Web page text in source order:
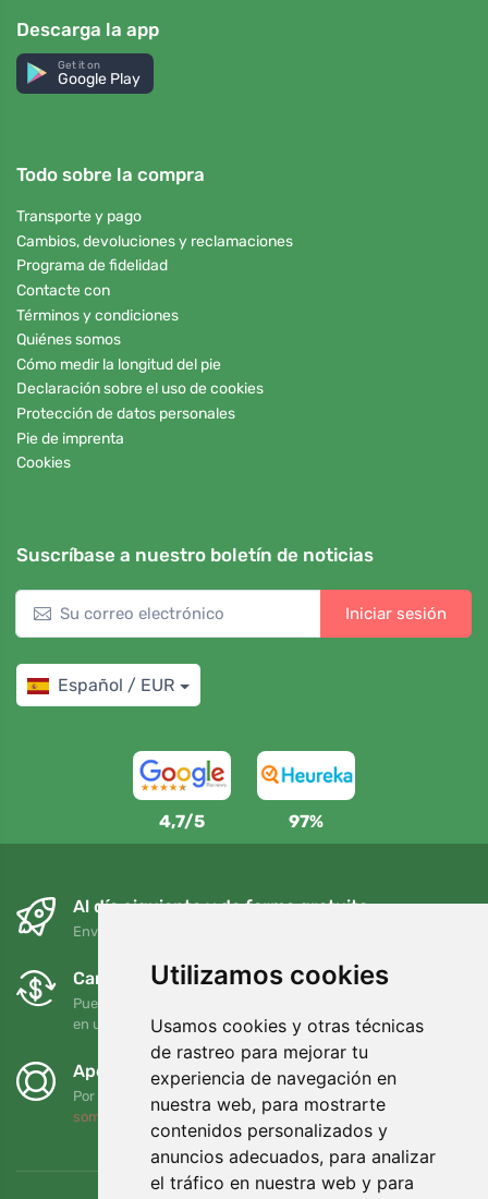
Utilizamos cookies
Usamos cookies y otras técnicas
de rastreo para mejorar tu
experiencia de navegación en
nuestra web, para mostrarte
contenidos personalizados y
anuncios adecuados, para analizar
el tráfico en nuestra web y para
Descarga la app
Get it on
Google Play
Todo sobre la compra
Transporte y pago
Cambios, devoluciones y reclamaciones
Programa de fidelidad
Contacte con
Términos y condiciones
Quiénes somos
Cómo medir la longitud del pie
Declaración sobre el uso de cookies
Protección de datos personales
Pie de imprenta
Cookies
Suscríbase a nuestro boletín de noticias
Iniciar sesión
Español / EUR
4,7/5 97%
Al día siguiente y de forma gratuita
Envío gratuito para pedidos superiores a 95 EUR
Cambios y devoluciones gratuitos
Puede devolver o cambiar su pedido en cualquier momento
en un plazo de 90 días
Apoyamos a Trees.org
Por cada pedido plantamos un árbol. Leer más
somos